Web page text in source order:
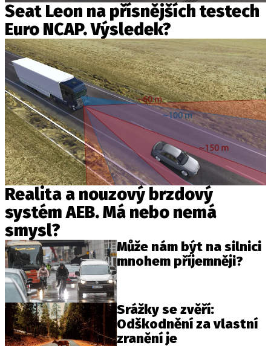
Seat Leon na přísnějších testech
Euro NCAP. Výsledek?
Realita a nouzový brzdový
systém AEB. Má nebo nemá
smysl?
Může nám být na silnici
mnohem příjemněji?
Srážky se zvěří:
Odškodnění za vlastní
zranění je